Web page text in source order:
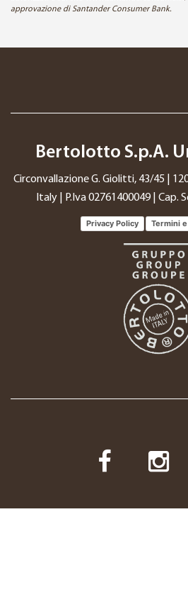
approvazione di Santander Consumer Bank.
Bertolotto S.p.A.
Circonvallazione G. Giolitti, 43/45 |
Italy | P.Iva 02761400049 | Cap.
Privacy Policy Termini